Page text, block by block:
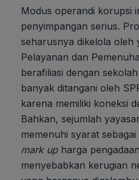
Modus operandi korupsi
penyimpangan serius.
seharusnya dikelola oleh
Pelayanan dan
berafiliasi dengan
banyak ditangani oleh
karena memiliki koneksi
Bahkan, sejumlah
memenuhi syarat
mark upharga
menyebabkan kerugian